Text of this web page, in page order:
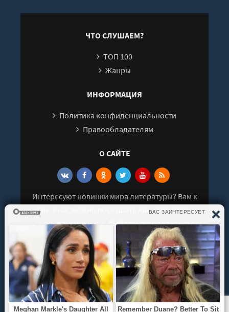
ЧТО СЛУШАЕМ?
ТОП 100
Жанры
ИНФОРМАЦИЯ
Политика конфиденциальности
Правообладателям
О САЙТЕ
Интересуют новинки мира литературы? Вам к
нам. У нас можно послушать как новые так и
старые аудиокниги. Выбрать и поделиться с
друзьями лучшими аудиокнигами!
© 2021 - 2026 kniga-audio.net. Все права
защищены.